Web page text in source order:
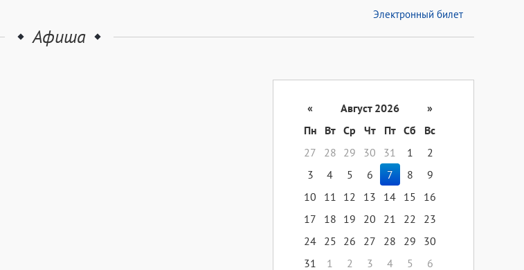
Электронный билет
Афиша
« Август 2026
»
Пн
Вт Ср Чт Пт Сб
Вс
27
28 29 30 31 1
2
3
4 5 6 7 8
9
10
11 12 13 14 15
16
17
18 19 20 21 22
23
24 25 26 27 28 29
30
31
1 2 3 4 5 6